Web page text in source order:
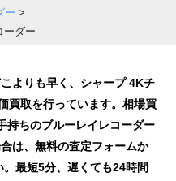
ー >
ーダー
よりも早く、シャープ 4Kチ
買取を行っています。相場買
持ちのブルーレイレコーダー
は、無料の査定フォームか
最短5分、遅くても24時間